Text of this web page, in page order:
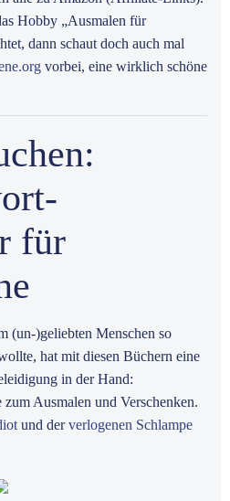
Hobby „Ausmalen für
dann schaut doch auch mal
vorbei, eine wirklich schöne
für
(un-)geliebten Menschen so
hat mit diesen Büchern eine
in der Hand:
Ausmalen und Verschenken.
und derverlogenen Schlampe